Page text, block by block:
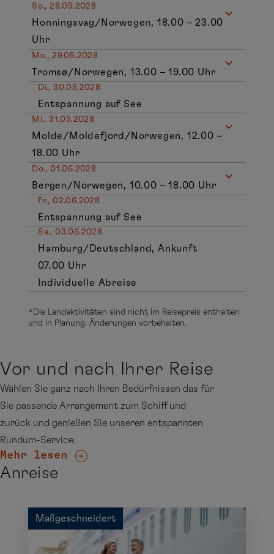
So., 28.05.2028
Honningsvag/Norwegen, 18.00 – 23.00
Uhr
Mo., 29.05.2028
Tromsø/Norwegen, 13.00 – 19.00 Uhr
Di., 30.05.2028
Entspannung auf See
Mi., 31.05.2028
Molde/Moldefjord/Norwegen, 12.00 –
18.00 Uhr
Do., 01.06.2028
Bergen/Norwegen, 10.00 – 18.00 Uhr
Fr., 02.06.2028
Entspannung auf See
Sa., 03.06.2028
Hamburg/Deutschland, Ankunft
07.00 Uhr
Individuelle Abreise
*Die Landaktivitäten sind nicht im Reisepreis enthalten
und in Planung. Änderungen vorbehalten.
Vor und nach Ihrer Reise
Wählen Sie ganz nach Ihren Bedürfnissen das für
Sie passende Arrangement zum Schiff und
zurück und genießen Sie unseren entspannten
Rundum-Service.
Mehr lesen
Anreise
Maßgeschneidert